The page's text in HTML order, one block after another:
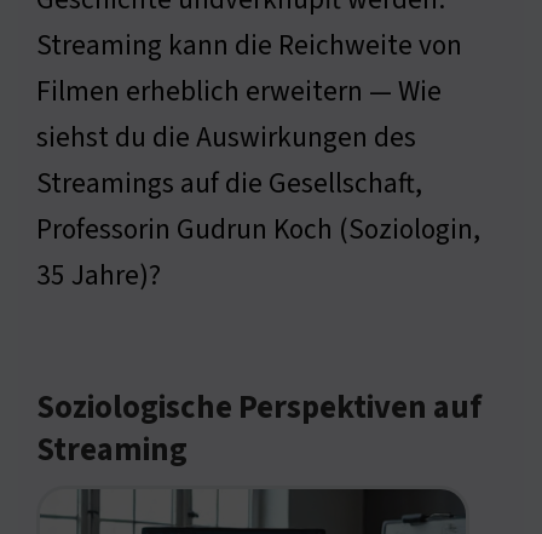
Streaming kann die Reichweite von
Filmen erheblich erweitern — Wie
siehst du die Auswirkungen des
Streamings auf die Gesellschaft,
Professorin Gudrun Koch (Soziologin,
35 Jahre)?
Soziologische Perspektiven auf
Streaming